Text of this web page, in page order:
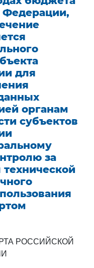
Федерации,
для
органам
субъектов
за
РОССИЙСКОЙ